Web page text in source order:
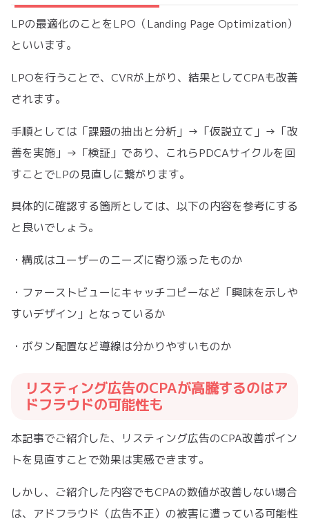
LPの最適化のことをLPO（Landing Page Optimization）
といいます。
LPOを行うことで、CVRが上がり、結果としてCPAも改善
されます。
手順としては「課題の抽出と分析」→「仮説立て」→「改
善を実施」→「検証」であり、これらPDCAサイクルを回
すことでLPの見直しに繋がります。
具体的に確認する箇所としては、以下の内容を参考にする
と良いでしょう。
・構成はユーザーのニーズに寄り添ったものか
・ファーストビューにキャッチコピーなど「興味を示しや
すいデザイン」となっているか
・ボタン配置など導線は分かりやすいものか
リスティング広告のCPAが高騰するのはア
ドフラウドの可能性も
本記事でご紹介した、リスティング広告のCPA改善ポイン
トを見直すことで効果は実感できます。
しかし、ご紹介した内容でもCPAの数値が改善しない場合
は、アドフラウド（広告不正）の被害に遭っている可能性